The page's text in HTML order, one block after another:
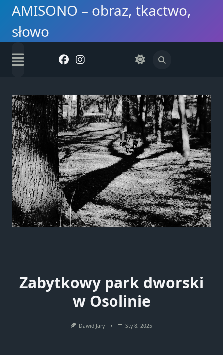
Skip
content
AMISONO – obraz, tkactwo,
słowo
Zabytkowy park dworski
w Osolinie
Dawid Jary Sty 8, 2025